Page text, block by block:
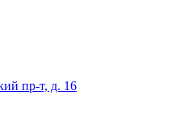
пр-т, д. 16